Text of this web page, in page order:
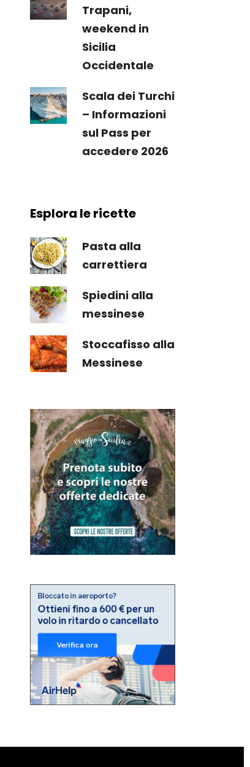
Trapani,
weekend in
Sicilia
Occidentale
Scala dei Turchi
– Informazioni
sul Pass per
accedere 2026
Esplora le ricette
Pasta alla
carrettiera
Spiedini alla
messinese
Stoccafisso alla
Messinese